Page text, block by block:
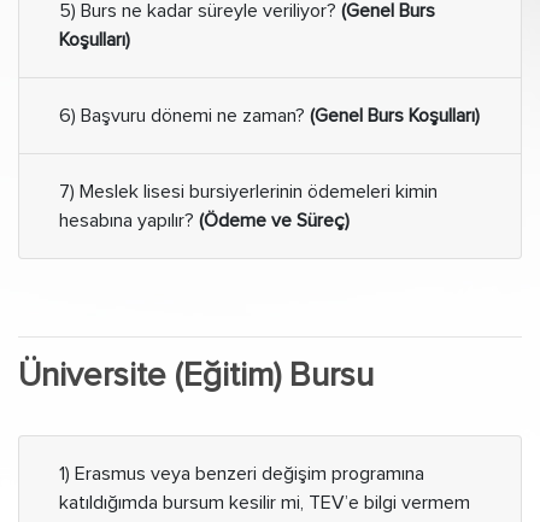
5) Burs ne kadar süreyle veriliyor? (Genel Burs
Koşulları)
6) Başvuru dönemi ne zaman? (Genel Burs Koşulları)
7) Meslek lisesi bursiyerlerinin ödemeleri kimin
hesabına yapılır? (Ödeme ve Süreç)
Üniversite (Eğitim) Bursu
1) Erasmus veya benzeri değişim programına
katıldığımda bursum kesilir mi, TEV’e bilgi vermem